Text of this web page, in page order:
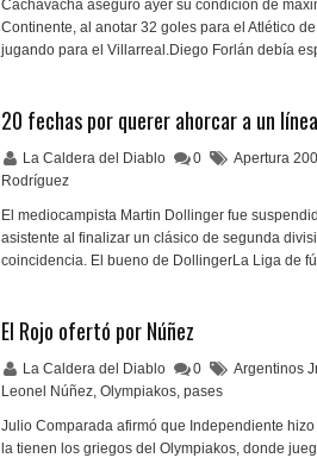
Cachavacha aseguró ayer su condición de
Continente, al anotar 32 goles para el Atlético
jugando para el Villarreal.Diego Forlán debía
20 fechas por querer ahorcar a un línea
La Caldera del Diablo 0 Apertura
Rodríguez
El mediocampista Martin Dollinger fue
asistente al finalizar un clásico de segunda
coincidencia. El bueno de DollingerLa Liga de
El Rojo ofertó por Núñez
La Caldera del Diablo 0 Argentinos
Leonel Núñez, Olympiakos, pases
Julio Comparada afirmó que Independiente
la tienen los griegos del Olympiakos, donde